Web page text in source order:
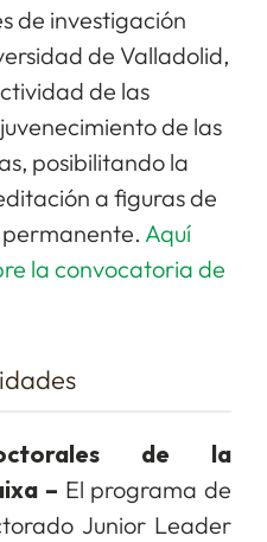
de investigación
de Valladolid,
de las
de las
posibilitando la
a figuras de
Aquí
la convocatoria de
de la
– El programa de
Junior Leader